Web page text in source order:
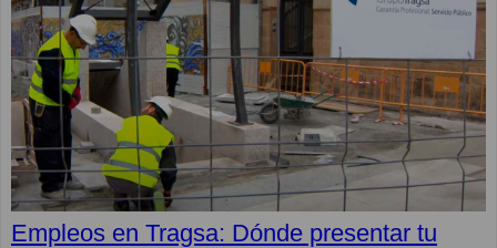
Empleos en Tragsa: Dónde presentar tu